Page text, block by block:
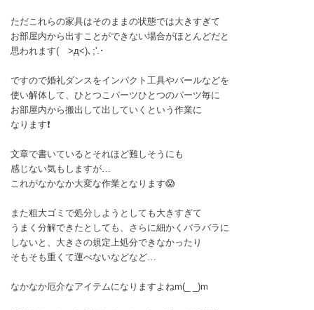
ただこれらの家具はそのままの状態では大きすぎて
お部屋内から出すことができない場合がほとんどだと
思われます( >д<)､;'.･
ですので婚礼ダンスをインパクト工具やバールなどを
使い解体して、ひとつこパーツひとつのパーツ毎に
お部屋内から搬出して出していくという作業に
なります❗
文章で書いているとそれほど難しそうにも
感じない気もしますが…
これがなかなか大変な作業となります😱
また粗大ゴミで処分しようとしても大きすぎて
うまく分解できたとしても、さらに細かくバラバラに
しないと、大きさの規定上処分できなかったり
そもそも重くて運べないなどなど…
なかなか厄介なアイテムになりますよねm(_ _)m